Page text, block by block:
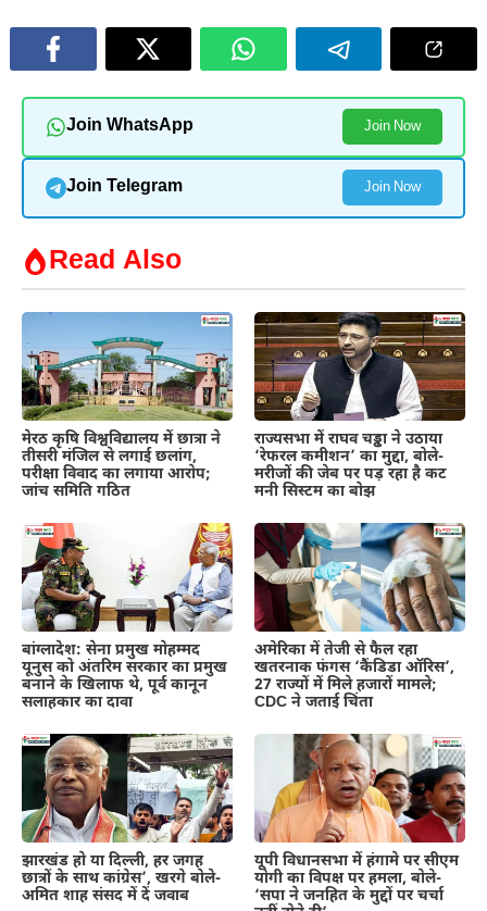
Join WhatsApp Join Now
Join Telegram Join Now
Read Also
मेरठ कृषि विश्वविद्यालय में छात्रा ने
तीसरी मंजिल से लगाई छलांग,
परीक्षा विवाद का लगाया आरोप;
जांच समिति गठित
राज्यसभा में राघव चड्ढा ने उठाया
‘रेफरल कमीशन’ का मुद्दा, बोले-
मरीजों की जेब पर पड़ रहा है कट
मनी सिस्टम का बोझ
बांग्लादेश: सेना प्रमुख मोहम्मद
यूनुस को अंतरिम सरकार का प्रमुख
बनाने के खिलाफ थे, पूर्व कानून
सलाहकार का दावा
अमेरिका में तेजी से फैल रहा
खतरनाक फंगस ‘कैंडिडा ऑरिस’,
27 राज्यों में मिले हजारों मामले;
CDC ने जताई चिंता
झारखंड हो या दिल्ली, हर जगह
छात्रों के साथ कांग्रेस’, खरगे बोले-
अमित शाह संसद में दें जवाब
यूपी विधानसभा में हंगामे पर सीएम
योगी का विपक्ष पर हमला, बोले-
‘सपा ने जनहित के मुद्दों पर चर्चा